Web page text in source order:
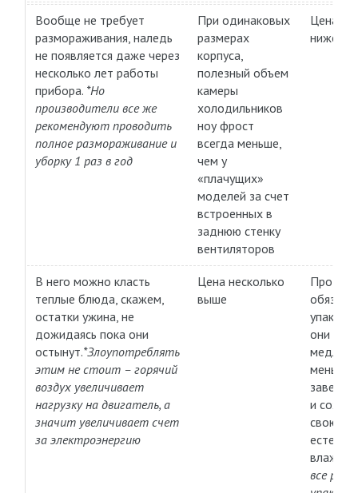
Вообще не требует
размораживания, наледь
не появляется даже через
несколько лет работы
прибора. *Но
производители все же
рекомендуют проводить
полное размораживание и
уборку 1 раз в год
При одинаковых
размерах
корпуса,
полезный объем
камеры
холодильников
ноу фрост
всегда меньше,
чем у
«плачущих»
моделей за счет
встроенных в
заднюю стенку
вентиляторов
Цена
ниже
В него можно класть
теплые блюда, скажем,
остатки ужина, не
дожидаясь пока они
остынут.*Злоупотреблять
этим не стоит – горячий
воздух увеличивает
нагрузку на двигатель, а
значит увеличивает счет
за электроэнергию
Цена несколько
выше
они
меньше
и
свою
все